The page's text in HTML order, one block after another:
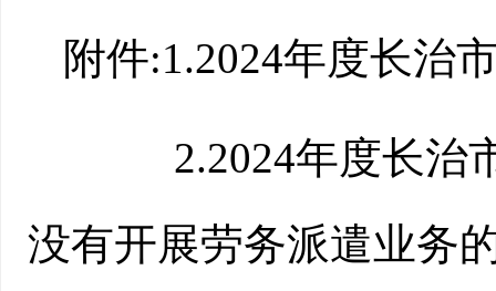
附件:1.2024年度长治
2.2024年度长治市
没有开展劳务派遣业务